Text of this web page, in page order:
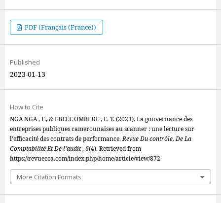
PDF (Français (France))
Published
2023-01-13
How to Cite
NGA NGA , F., & EBELE OMBEDE , E. T. (2023). La gouvernance des
entreprises publiques camerounaises au scanner : une lecture sur
l’efficacité des contrats de performance.Revue Du contrôle, De La
Comptabilité Et De l’audit,6(4). Retrieved from
https://revuecca.com/index.php/home/article/view/872
More Citation Formats